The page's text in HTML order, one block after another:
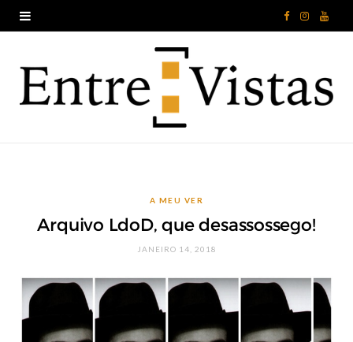
F
c
k
I Y
u
A MEU VER
Arquivo LdoD, que desassossego!
JANEIRO 14, 2018